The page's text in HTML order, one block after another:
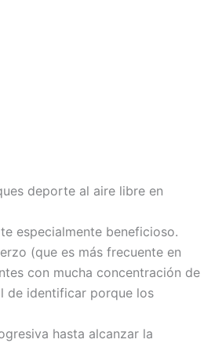
deporte al aire libre en
especialmente beneficioso.
(que es más frecuente en
con mucha concentración de
de identificar porque los
hasta alcanzar la